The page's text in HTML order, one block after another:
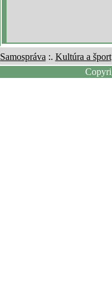
Samospráva :. Kultúra a šport